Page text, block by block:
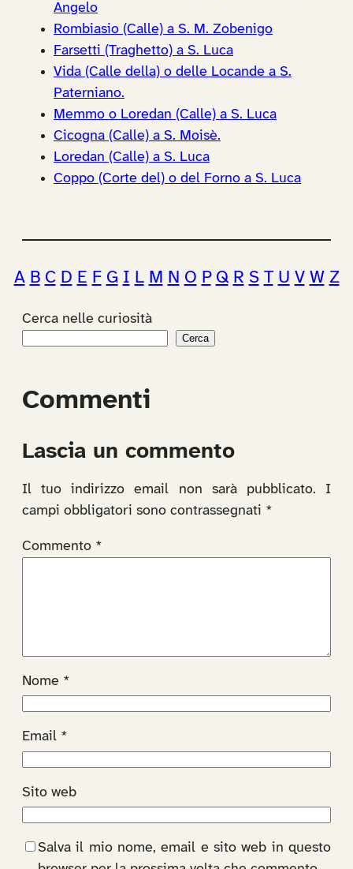
Angelo
Rombiasio (Calle) a S. M. Zobenigo
Farsetti (Traghetto) a S. Luca
Vida (Calle della) o delle Locande a S.
Paterniano.
Memmo o Loredan (Calle) a S. Luca
Cicogna (Calle) a S. Moisè.
Loredan (Calle) a S. Luca
Coppo (Corte del) o del Forno a S. Luca
A B C D E F G I L M N O P Q R S T U V W Z
Cerca nelle curiosità
Cerca
Commenti
Lascia un commento
Il tuo indirizzo email non sarà pubblicato.
I
campi obbligatori sono contrassegnati *
Commento *
Nome *
Email *
Sito web
Salva il mio nome, email e sito web in questo